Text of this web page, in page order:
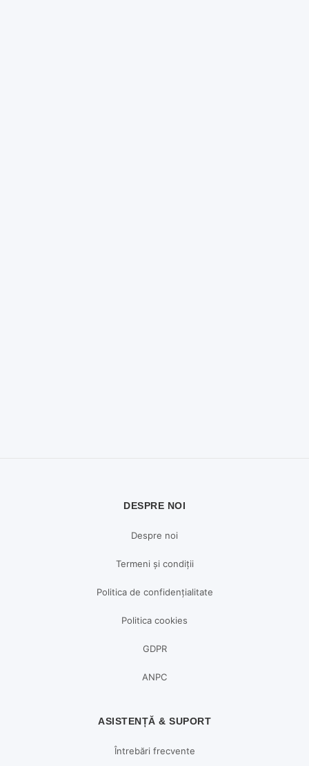
DESPRE NOI
Despre noi
Termeni și condiții
Politica de confidențialitate
Politica cookies
GDPR
ANPC
ASISTENȚĂ & SUPORT
Întrebări frecvente